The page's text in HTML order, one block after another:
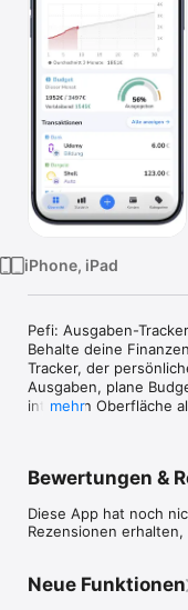
iPhone, iPad
Pefi: Ausgaben-Tracker
Behalte deine
Tracker, der
Ausgaben, plane
intuitiven Oberfläche
verwalten, Ausgaben
Highlights:
Schnelle Erfassung:
mehr
Bewertungen &
Diese App hat noch
Rezensionen
Neue Funktionen